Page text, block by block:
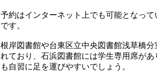
予約はインターネット上でも可能となって
です。
根岸図書館や台東区立中央図書館浅草橋分
れており、石浜図書館には学生専用席が
も自習に足を運びやすいでしょう。